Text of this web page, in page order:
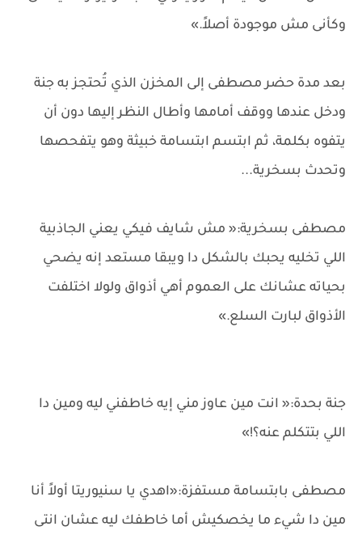
وكأنى مش موجودة أصلاً.»
بعد مدة حضر مصطفى إلى المخزن الذي تُحتجز به جنة
ودخل عندها ووقف أمامها وأطال النظر إليها دون أن
يتفوه بكلمة، ثم ابتسم ابتسامة خبيثة وهو يتفحصها
وتحدث بسخرية...
مصطفى بسخرية:« مش شايف فيكي يعني الجاذبية
اللي تخليه يحبك بالشكل دا ويبقا مستعد إنه يضحي
بحياته عشانك على العموم أهي أذواق ولولا اختلفت
الأذواق لبارت السلع.»
جنة بحدة:« انت مين عاوز مني إيه خاطفني ليه ومين دا
اللي بتتكلم عنه؟!»
مصطفى بابتسامة مستفزة:«اهدي يا سنيوريتا أولاً أنا
مين دا شيء ما يخصكيش أما خاطفك ليه عشان انتى